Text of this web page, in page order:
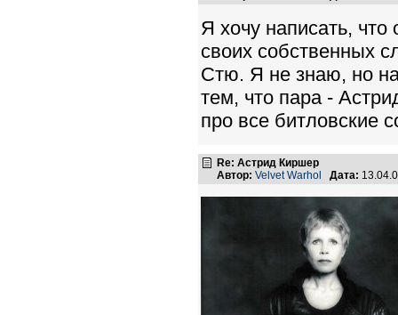
Я хочу написать,
своих собственных
Стю. Я не знаю, но
тем, что пара -
про все битловские
Re: Астрид Киршер
Автор: Velvet Warhol Дата: